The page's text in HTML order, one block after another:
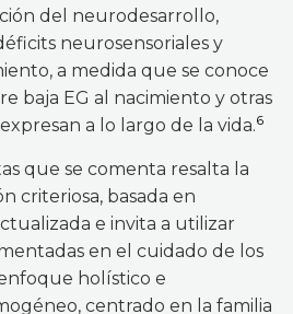
del neurodesarrollo,
neurosensoriales y
a medida que se conoce
baja EG al nacimiento y otras
a lo largo de la vida.6
que se comenta resalta la
criteriosa, basada en
e invita a utilizar
en el cuidado de los
holístico e
centrado en la familia